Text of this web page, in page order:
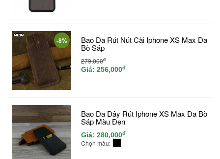
-8% Bao Da Rút Nút Cài Iphone XS Max Da
Bò Sáp
279,000đ
Giá: 256,000đ
Bao Da Dây Rút Iphone XS Max Da Bò
Sáp Màu Đen
Giá: 280,000đ
Chọn màu: